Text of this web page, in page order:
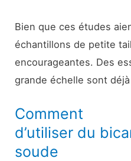
Bien que ces études
échantillons de petite
encourageantes. Des
grande échelle sont
Comment
d’utiliser du
soude